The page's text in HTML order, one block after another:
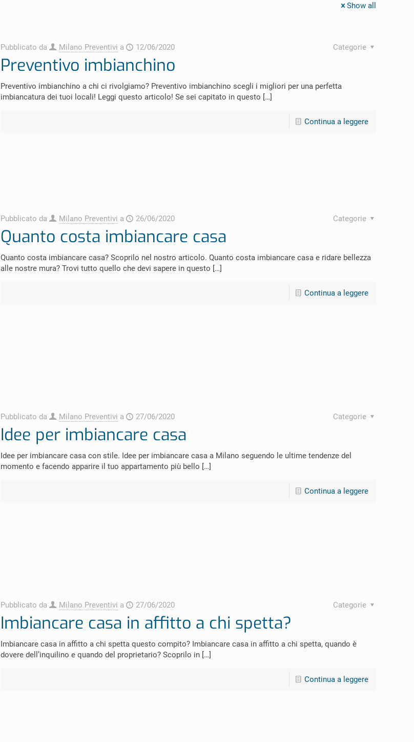
Show all
Pubblicato da Milano Preventivi a 12/06/2020 Categorie
Preventivo imbianchino
Preventivo imbianchino a chi ci rivolgiamo? Preventivo imbianchino scegli i migliori per una perfetta
imbiancatura dei tuoi locali! Leggi questo articolo! Se sei capitato in questo […]
Continua a leggere
Pubblicato da Milano Preventivi a 26/06/2020 Categorie
Quanto costa imbiancare casa
Quanto costa imbiancare casa? Scoprilo nel nostro articolo. Quanto costa imbiancare casa e ridare bellezza
alle nostre mura? Trovi tutto quello che devi sapere in questo […]
Continua a leggere
Pubblicato da Milano Preventivi a 27/06/2020 Categorie
Idee per imbiancare casa
Idee per imbiancare casa con stile. Idee per imbiancare casa a Milano seguendo le ultime tendenze del
momento e facendo apparire il tuo appartamento più bello […]
Continua a leggere
Pubblicato da Milano Preventivi a 27/06/2020 Categorie
Imbiancare casa in affitto a chi spetta?
Imbiancare casa in affitto a chi spetta questo compito? Imbiancare casa in affitto a chi spetta, quando è
dovere dell’inquilino e quando del proprietario? Scoprilo in[…]
Continua a leggere